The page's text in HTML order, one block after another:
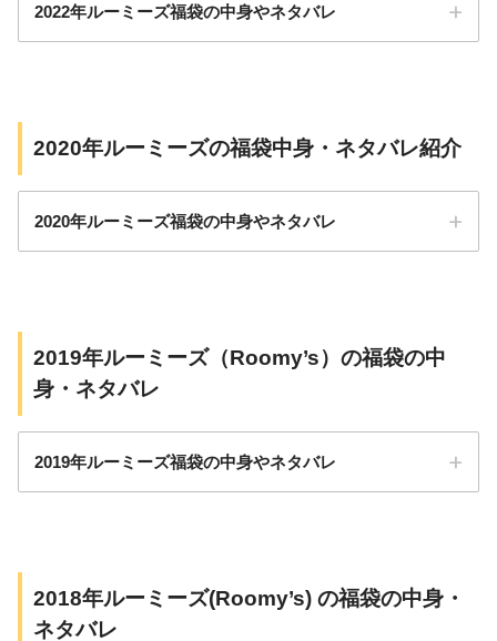
2022年ルーミーズ福袋の中身やネタバレ
2020年ルーミーズの福袋中身・ネタバレ紹介
2020年ルーミーズ福袋の中身やネタバレ
2019年ルーミーズ（Roomy’s）の福袋の中
身・ネタバレ
2019年ルーミーズ福袋の中身やネタバレ
2018年ルーミーズ(Roomy’s) の福袋の中身・
ネタバレ